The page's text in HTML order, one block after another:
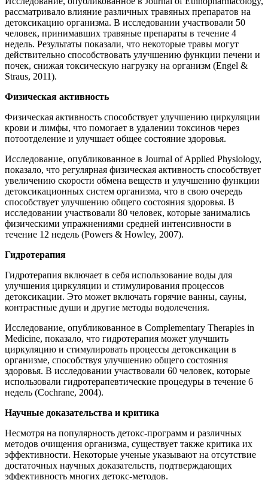
рассматривало влияние различных травяных препаратов на
детоксикацию организма. В исследовании участвовали 50
человек, принимавших травяные препараты в течение 4
недель. Результаты показали, что некоторые травы могут
действительно способствовать улучшению функции печени и
почек, снижая токсическую нагрузку на организм (Engel &
Straus, 2011).
Физическая активность
Физическая активность способствует улучшению циркуляции
крови и лимфы, что помогает в удалении токсинов через
потоотделение и улучшает общее состояние здоровья.
Исследование, опубликованное в Journal of Applied Physiology,
показало, что регулярная физическая активность способствует
увеличению скорости обмена веществ и улучшению функции
детоксикационных систем организма, что в свою очередь
способствует улучшению общего состояния здоровья. В
исследовании участвовали 80 человек, которые занимались
физическими упражнениями средней интенсивности в
течение 12 недель (Powers & Howley, 2007).
Гидротерапия
Гидротерапия включает в себя использование воды для
улучшения циркуляции и стимулирования процессов
детоксикации. Это может включать горячие ванны, сауны,
контрастные души и другие методы водолечения.
Исследование, опубликованное в Complementary Therapies in
Medicine, показало, что гидротерапия может улучшить
циркуляцию и стимулировать процессы детоксикации в
организме, способствуя улучшению общего состояния
здоровья. В исследовании участвовали 60 человек, которые
использовали гидротерапевтические процедуры в течение 6
недель (Cochrane, 2004).
Научные доказательства и критика
Несмотря на популярность детокс-программ и различных
методов очищения организма, существует также критика их
эффективности. Некоторые ученые указывают на отсутствие
достаточных научных доказательств, подтверждающих
эффективность многих детокс-методов.